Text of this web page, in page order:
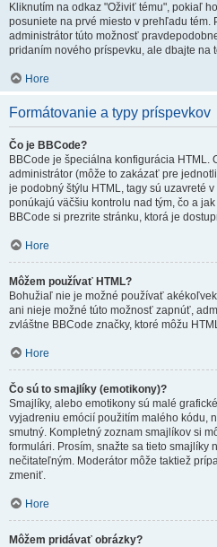
Kliknutím na odkaz "Oživiť tému", pokiaľ
posuniete na prvé miesto v prehľadu tém.
administrátor túto možnosť
pridaním nového príspevku, ale dbajte na
Hore
Formátovanie a typy príspevkov
Čo je BBCode?
BBCode je špeciálna konfigurácia HTML.
administrátor (môže to zakázať pre
je podobný štýlu HTML, tagy sú uzavreté
ponúkajú väčšiu kontrolu nad tým, čo a
BBCode si prezrite stránku, ktorá je
Hore
Môžem používať HTML?
Bohužiaľ nie je možné používať
ani nieje možné túto možnosť zapnúť,
zvláštne BBCode značky, ktoré môžu
Hore
Čo sú to smajlíky (emotikony)?
Smajlíky, alebo emotikony sú malé
vyjadreniu emócií použitím malého kódu,
smutný. Kompletný zoznam smajlíkov si
formulári. Prosím, snažte sa tieto smajlíky
nečitateľným. Moderátor môže taktiež
zmeniť.
Hore
Môžem pridávať obrázky?